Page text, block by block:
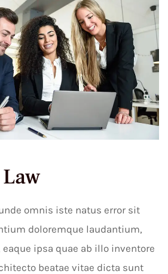
omnis iste natus error sit
doloremque laudantium,
ipsa quae ab illo inventore
beatae vitae dicta sunt